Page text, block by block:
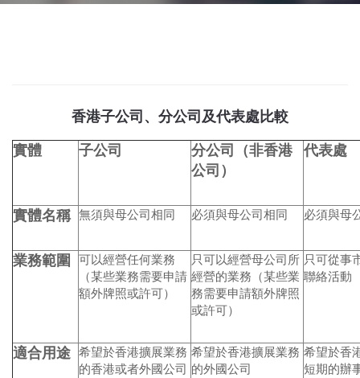
香港子公司、分公司及代表處比較
實體 子公司
分公司（非香港
公司）
代表處
實體名稱 無須與母公司相同 必須與母公司相同 必須與母
業務範圍
可以經營任何業務
（某些業務需要申請
額外牌照或許可）
只可以經營母公司所
經營的業務（某些業
務需要申請額外牌照
或許可）
只可從事
聯絡活動
適合用途 希望於香港擴展業務
的香港或者外國公司
希望於香港擴展業務
的外國公司
希望於香
短期的辦